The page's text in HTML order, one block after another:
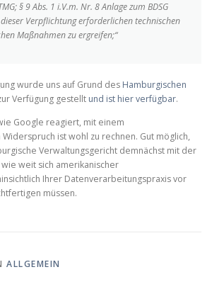
§ 9 Abs. 1 i.V.m. Nr. 8 Anlage zum BDSG
Verpflichtung erforderlichen technischen
Maßnahmen zu ergreifen;“
wurde uns auf Grund des Hamburgischen
Verfügung gestellt und ist hier verfügbar.
Google reagiert, mit einem
ist wohl zu rechnen. Gut möglich,
Verwaltungsgericht demnächst mit der
weit sich amerikanischer
Ihrer Datenverarbeitungspraxis vor
müssen.
ALLGEMEIN